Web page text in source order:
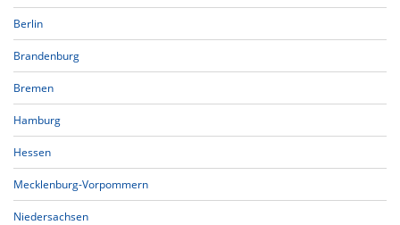
Berlin
Brandenburg
Bremen
Hamburg
Hessen
Mecklenburg-Vorpommern
Niedersachsen